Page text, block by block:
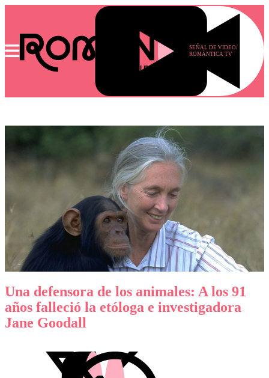
SEÑAL DE VIDEO/
ROMÁNTICA TV
Una defensora de los animales: A los 91
años falleció la etóloga e investigadora
Jane Goodall